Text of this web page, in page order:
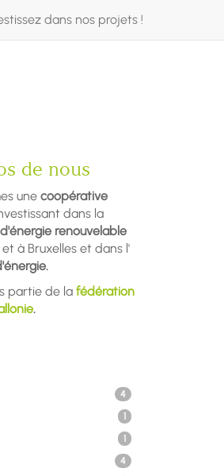
dans nos projets !
de nous
une coopérative
dans la
d'énergie renouvelable
à Bruxelles et dans l'
partie de la fédération
.
4
1
1
4